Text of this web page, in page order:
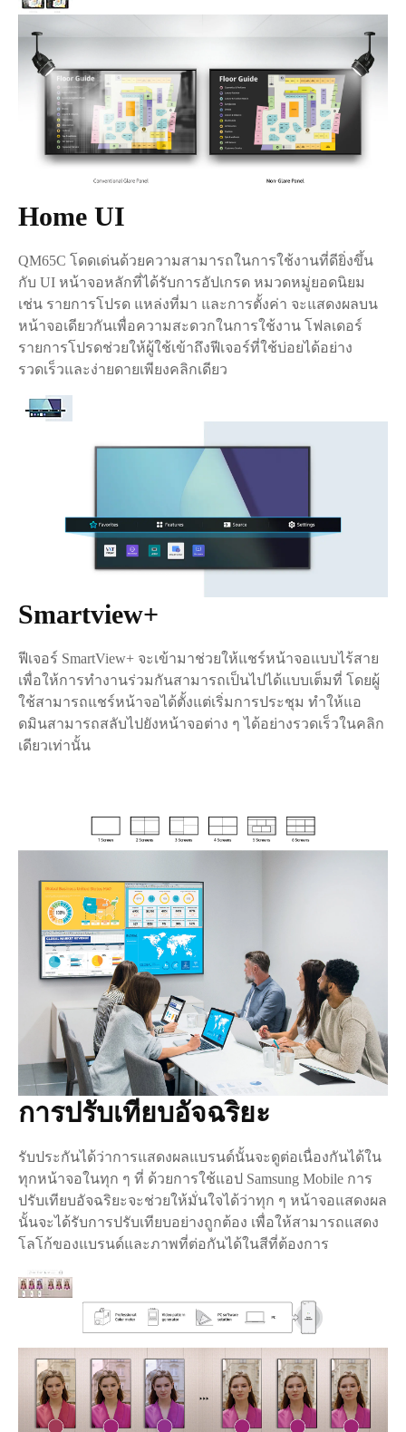
Home UI
QM65C โดดเด่นด้วยความสามารถในการใช้งานที่ดียิ่งขึ้น
กับ UI หน้าจอหลักที่ได้รับการอัปเกรด หมวดหมู่ยอดนิยม
เช่น รายการโปรด แหล่งที่มา และการตั้งค่า จะแสดงผลบน
หน้าจอเดียวกันเพื่อความสะดวกในการใช้งาน โฟลเดอร์
รายการโปรดช่วยให้ผู้ใช้เข้าถึงฟีเจอร์ที่ใช้บ่อยได้อย่าง
รวดเร็วและง่ายดายเพียงคลิกเดียว
Smartview+
ฟีเจอร์ SmartView+ จะเข้ามาช่วยให้แชร์หน้าจอแบบไร้สาย
เพื่อให้การทำงานร่วมกันสามารถเป็นไปได้แบบเต็มที่ โดยผู้
ใช้สามารถแชร์หน้าจอได้ตั้งแต่เริ่มการประชุม ทำให้แอ
ดมินสามารถสลับไปยังหน้าจอต่าง ๆ ได้อย่างรวดเร็วในคลิก
เดียวเท่านั้น
การปรับเทียบอัจฉริยะ
รับประกันได้ว่าการแสดงผลแบรนด์นั้นจะดูต่อเนื่องกันได้ใน
ทุกหน้าจอในทุก ๆ ที่ ด้วยการใช้แอป Samsung Mobile การ
ปรับเทียบอัจฉริยะจะช่วยให้มั่นใจได้ว่าทุก ๆ หน้าจอแสดงผล
นั้นจะได้รับการปรับเทียบอย่างถูกต้อง เพื่อให้สามารถแสดง
โลโก้ของแบรนด์และภาพที่ต่อกันได้ในสีที่ต้องการ